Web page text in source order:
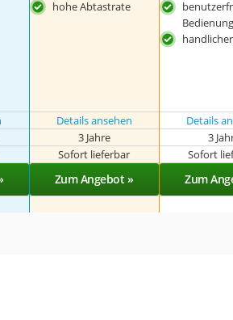
hohe Abtastrate
Bedienung
Details ansehen Details
3 Jahre 3
Sofort lieferbar Sofort
Zum Angebot » Zum